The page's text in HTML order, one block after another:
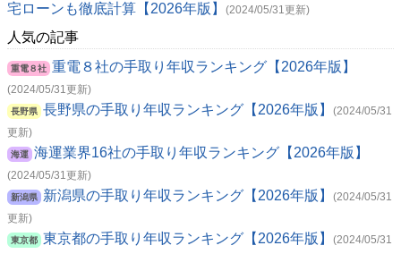
宅ローンも徹底計算【2026年版】
(2024/05/31更新)
人気の記事
重電８社 重電８社の手取り年収ランキング【2026年版】
(2024/05/31更新)
長野県 長野県の手取り年収ランキング【2026年版】
(2024/05/31
更新)
海運 海運業界16社の手取り年収ランキング【2026年版】
(2024/05/31更新)
新潟県 新潟県の手取り年収ランキング【2026年版】
(2024/05/31
更新)
東京都 東京都の手取り年収ランキング【2026年版】
(2024/05/31